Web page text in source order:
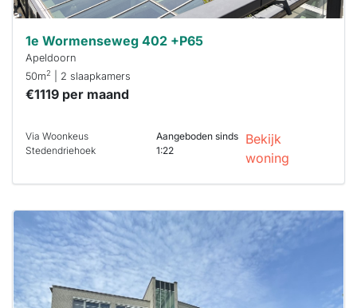
1e Wormenseweg 402 +P65
Apeldoorn
50m2 | 2 slaapkamers
€1119 per maand
Via Woonkeus
Stedendriehoek
Aangeboden sinds
1:22
Bekijk
woning
Deze woning
is
waarschijnlijk
al verhuurd
Om kans te
maken moet je
binnen 15